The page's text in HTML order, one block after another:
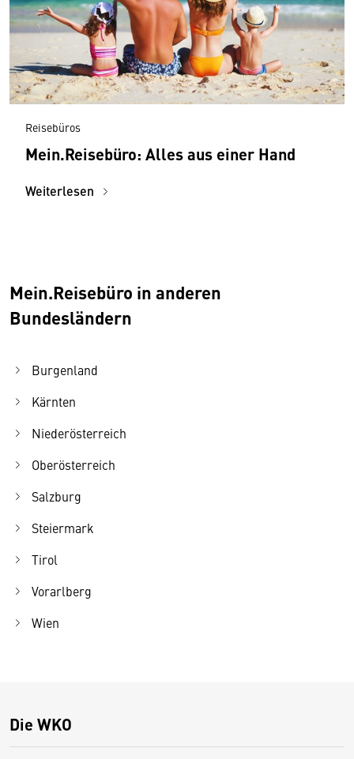
Reisebüros
Mein.Reisebüro: Alles aus einer Hand
Weiterlesen
Mein.Reisebüro in anderen
Bundesländern
Burgenland
Kärnten
Niederösterreich
Oberösterreich
Salzburg
Steiermark
Tirol
Vorarlberg
Wien
Die WKO